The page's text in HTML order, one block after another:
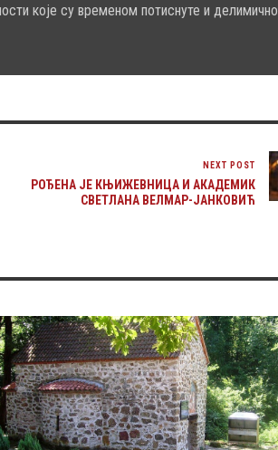
које су временом потиснуте и делимично
NEXT POST
РОЂЕНА ЈЕ КЊИЖЕВНИЦА И АКАДЕМИК
СВЕТЛАНА ВЕЛМАР-ЈАНКОВИЋ